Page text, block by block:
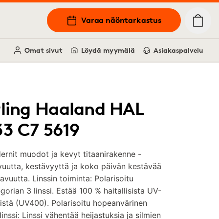
Varaa näöntarkastus
Omat sivut Löydä myymälä Asiakaspalvelu
Haaland HAL
C7 5619
muodot ja kevyt titaanirakenne -
kestävyyttä ja koko päivän kestävää
Linssin toiminta: Polarisoitu
3 linssi. Estää 100 % haitallisista UV-
(UV400). Polarisoitu hopeanvärinen
Linssi vähentää heijastuksia ja silmien